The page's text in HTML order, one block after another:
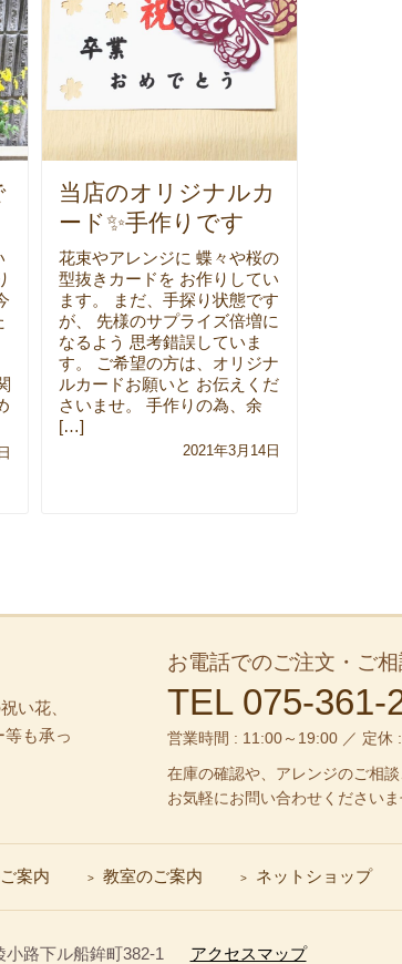
当店のオリジナルカ
ード✨手作りです
花束やアレンジに 蝶々や桜の
型抜きカードを お作りしてい
ます。 まだ、手探り状態です
が、 先様のサプライズ倍増に
なるよう 思考錯誤していま
す。 ご希望の方は、オリジナ
ルカードお願いと お伝えくだ
さいませ。 手作りの為、余
[…]
2021年3月14日
い花、
も承っ
お電話でのご注文・ご相
TEL 075-361-
営業時間 : 11:00～19:00 ／ 定休
在庫の確認や、アレンジのご相談
お気軽にお問い合わせくださいま
案内 教室のご案内 ネットショップ
路下ル船鉾町382-1 アクセスマップ